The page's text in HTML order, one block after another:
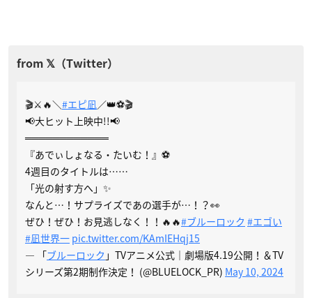
🎬⚔🔥＼#エピ凪 ／👑⚽🎬
📢大ヒット上映中!!📢
════════════
『あでぃしょなる・たいむ！』⚽️
4週目のタイトルは……
「光の射す方へ」✨
なんと…！サプライズであの選手が…！？👀
ぜひ！ぜひ！お見逃しなく！！🔥🔥#ブルーロック #エゴい
#凪世界一 pic.twitter.com/KAmIEHqj15
— 「ブルーロック 」TVアニメ公式｜劇場版4.19公開！＆TV
シリーズ第2期制作決定！ (@BLUELOCK_PR) May 10, 2024